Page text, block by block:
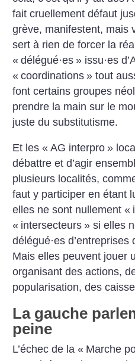
fait cruellement défaut
grève, manifestent, mais
sert à rien de forcer la
« délégué·es » issu·es
« coordinations » tout
font certains groupes
prendre la main sur le
juste du substitutisme.
Et les « AG interpro »
débattre et d’agir
plusieurs localités,
faut y participer en étant
elles ne sont nullement «
« intersecteurs » si elles
délégué·es d’entreprises
Mais elles peuvent jouer
organisant des actions,
popularisation, des
La gauche
peine
L’échec de la « Marche